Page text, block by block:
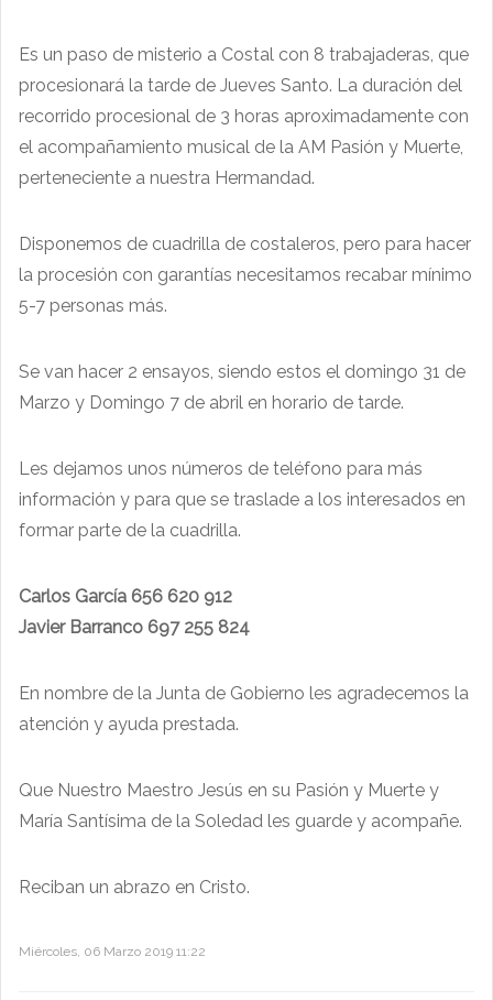
Es un paso de misterio a Costal con 8 trabajaderas, que
procesionará la tarde de Jueves Santo. La duración del
recorrido procesional de 3 horas aproximadamente con
el acompañamiento musical de la AM Pasión y Muerte,
perteneciente a nuestra Hermandad.
Disponemos de cuadrilla de costaleros, pero para hacer
la procesión con garantías necesitamos recabar mínimo
5-7 personas más.
Se van hacer 2 ensayos, siendo estos el domingo 31 de
Marzo y Domingo 7 de abril en horario de tarde.
Les dejamos unos números de teléfono para más
información y para que se traslade a los interesados en
formar parte de la cuadrilla.
Carlos García 656 620 912
Javier Barranco 697 255 824
En nombre de la Junta de Gobierno les agradecemos la
atención y ayuda prestada.
Que Nuestro Maestro Jesús en su Pasión y Muerte y
María Santísima de la Soledad les guarde y acompañe.
Reciban un abrazo en Cristo.
Miércoles, 06 Marzo 2019 11:22